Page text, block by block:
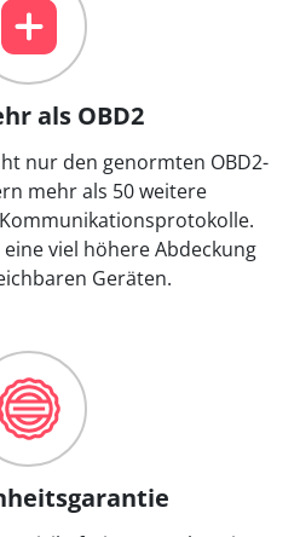
als OBD2
nur den genormten OBD2-
mehr als 50 weitere
viel höhere Abdeckung
Geräten.